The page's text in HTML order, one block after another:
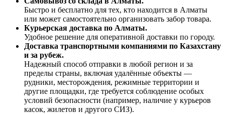
Быстро и бесплатно для тех, кто находится в Алматы
или может самостоятельно организовать забор товара.
Курьерская доставка по Алматы.
Удобное решение для оперативной доставки по городу.
Доставка транспортными компаниями по Казахстану
и за рубеж.
Надежный способ отправки в любой регион и за
пределы страны, включая удалённые объекты —
рудники, месторождения, режимные территории и
другие площадки, где требуется соблюдение особых
условий безопасности (например, наличие у курьеров
касок, жилетов и другого СИЗ).